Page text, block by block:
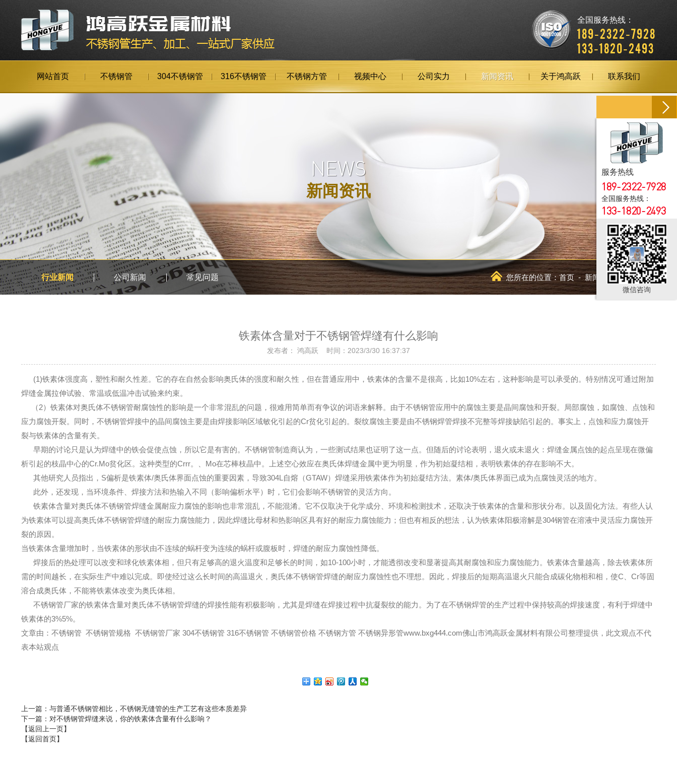
全国服务热线：
189-2322-7928
133-1820-2493
网站首页 不锈钢管 304不锈钢管 316不锈钢管 不锈钢方管 视频中心 公司实力 新闻资讯 关于鸿高跃 联系我们
NEWS
新闻资讯
行业新闻 公司新闻 常见问题 您所在的位置：首页 - 新闻资讯 - 行业新闻
铁素体含量对于不锈钢管焊缝有什么影响
发布者： 鸿高跃 时间：2023/3/30 16:37:37
(1)铁素体强度高，塑性和耐久性差。它的存在自然会影响奥氏体的强度和耐久性，但在普通应用中，铁素体的含量不是很高，比如10%左右，这种影响是可以承受的。特别情况可通过附加
焊缝金属拉伸试验、常温或低温冲击试验来约束。
（2）铁素体对奥氏体不锈钢管耐腐蚀性的影响是一个非常混乱的问题，很难用简单而有争议的词语来解释。由于不锈钢管应用中的腐蚀主要是晶间腐蚀和开裂。局部腐蚀，如腐蚀、点蚀和
应力腐蚀开裂。同时，不锈钢管焊接中的晶间腐蚀主要是由焊接影响区域敏化引起的Cr贫化引起的。裂纹腐蚀主要是由不锈钢焊管焊接不完整等焊接缺陷引起的。事实上，点蚀和应力腐蚀开
裂与铁素体的含量有关。
早期的讨论只是认为焊缝中的铁会促使点蚀，所以它是有害的。不锈钢管制造商认为，一些测试结果也证明了这一点。但随后的讨论表明，退火或未退火：焊缝金属点蚀的起点呈现在微偏
析引起的枝晶中心的Cr.Mo贫化区。这种类型的Crrr。、Mo在芯棒枝晶中。上述空心效应在奥氏体焊缝金属中更为明显，作为初始凝结相，表明铁素体的存在影响不大。
其他研究人员指出，S偏析是铁素体/奥氏体界面点蚀的重要因素，导致304L自熔（GTAW）焊缝采用铁素体作为初始凝结方法。素体/奥氏体界面已成为点腐蚀灵活的地方。
此外，还发现，当环境条件、焊接方法和热输入不同（影响偏析水平）时，它们会影响不锈钢管的灵活方向。
铁素体含量对奥氏体不锈钢管焊缝金属耐应力腐蚀的影响也非常混乱，不能混淆。它不仅取决于化学成分、环境和检测技术，还取决于铁素体的含量和形状分布。以及固化方法。有些人认
为铁素体可以提高奥氏体不锈钢管焊缝的耐应力腐蚀能力，因此焊缝比母材和热影响区具有好的耐应力腐蚀能力；但也有相反的想法，认为铁素体阳极溶解是304钢管在溶液中灵活应力腐蚀开
裂的原因。
当铁素体含量增加时，当铁素体的形状由不连续的蜗杆变为连续的蜗杆或腹板时，焊缝的耐应力腐蚀性降低。
焊接后的热处理可以改变和球化铁素体相，但只有足够高的退火温度和足够长的时间，如10-100小时，才能透彻改变和显著提高其耐腐蚀和应力腐蚀能力。铁素体含量越高，除去铁素体所
需的时间越长，在实际生产中难以完成。即使经过这么长时间的高温退火，奥氏体不锈钢管焊缝的耐应力腐蚀性也不理想。因此，焊接后的短期高温退火只能合成碳化物相和相，使C、Cr等固
溶合成奥氏体，不能将铁素体改变为奥氏体相。
不锈钢管厂家的铁素体含量对奥氏体不锈钢管焊缝的焊接性能有积极影响，尤其是焊缝在焊接过程中抗凝裂纹的能力。为了在不锈钢焊管的生产过程中保持较高的焊接速度，有利于焊缝中
铁素体的3%5%。
文章由：不锈钢管 不锈钢管规格 不锈钢管厂家 304不锈钢管 316不锈钢管 不锈钢管价格 不锈钢方管 不锈钢异形管www.bxg444.com佛山市鸿高跃金属材料有限公司整理提供，此文观点不代
表本站观点
上一篇 ：与普通不锈钢管相比，不锈钢无缝管的生产工艺有这些本质差异
下一篇 ：对不锈钢管焊缝来说，你的铁素体含量有什么影响？
【返回上一页】
【返回首页】
服务热线
189-2322-7928
全国服务热线：
133-1820-2493
微信咨询